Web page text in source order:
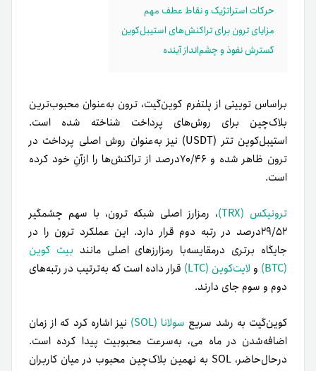
حرکات استراتژیک و نقاط عطف مهم
مزایای ترون برای تراکنش‌های استیبل‌کوین
گسترش نفوذ و چشم‌انداز آینده
براساس توییتی از پلتفرم کوین‌گیت، ترون به‌عنوان محبوب‌ترین
بلاک‌چین برای روش‌های پرداخت شناخته شده است.
استیبل‌کوین تتر (USDT) نیز به‌عنوان روش اصلی پرداخت در
ترون ظاهر شده و ۷۰/۴۶درصد از تراکنش‌ها را ازآنِ خود کرده
است.
ترونیکس (TRX)
، رمزارز اصلی شبکه ترون، با سهم چشمگیر
۲۹/۵۲درصد در رتبه دوم قرار دارد. این عملکرد ترون را در
جایگاه برتری درمقایسه‌با رمزارزهای اصلی مانند بیت کوین
(BTC)
و لایت‌کوین (LTC)
قرار داده است که به‌ترتیب در رتبه‌های
دوم و سوم جای دارند.
کوین‌گیت به رشد سریع سولانا (SOL)
نیز اشاره کرد که از زمان
اضافه‌شدن در ماه می، به‌سرعت محبوبیت پیدا کرده است.
در‌حال‌حاضر، SOL به نهمین بلاک‌چین محبوب در میان کاربران